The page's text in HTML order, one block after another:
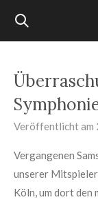
Zum
Veröffentlicht am
Vergangenen
unserer
Köln, um dort den